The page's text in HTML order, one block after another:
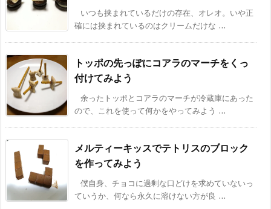
いつも挟まれているだけの存在、オレオ。いや正
確には挟まれているのはクリームだけな ...
トッポの先っぽにコアラのマーチをくっ
付けてみよう
余ったトッポとコアラのマーチが冷蔵庫にあった
ので、これを使って何かをやってみよう ...
メルティーキッスでテトリスのブロック
を作ってみよう
僕自身、チョコに過剰な口どけを求めていないっ
ていうか、何なら永久に溶けない方が良 ...